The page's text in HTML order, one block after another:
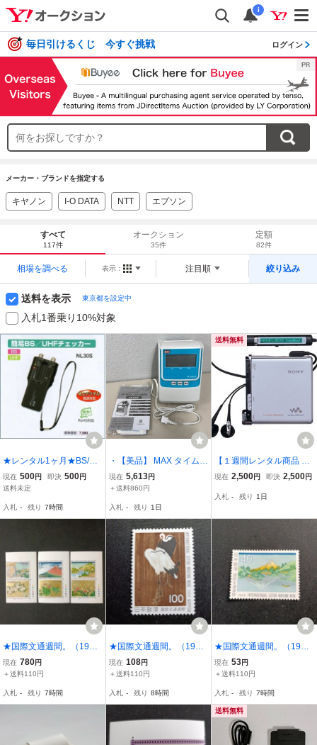
i
毎日引けるくじ 今すぐ挑戦 ログイン
メーカー・ブランドを指定する
キヤノン I-O DATA NTT エプソン
すべて
117件
オークション
35件
定額
82件
相場を調べる 表示： 注目順 絞り込み
送料を表示 東京都を設定中
入札1番乗り10%対象
★レンタル1ヶ月★BS/UH
F チェッカー NL30S
現在 500円 即決 500円
送料未定
入札 - 残り 7時間
・【美品】 MAX タイムレ
コーダー ER-80SUW
現在 5,613円
＋送料860円
入札 - 残り 1日
送料無料
【１週間レンタル商品 返
送料無料】 SONY Hi-MD
ブルMD MD音源PC取り
現在 2,500円 即決 2,500円
入札 - 残り 1日
★国際文通週間。（1996
年）。平成8年。美品。6
点set。葛飾北斎画。「冨
間。記念切手。平成切
現在 780円
＋送料110円
入札 - 残り 7時間
★国際文通週間。（1980
年）。昭和55年。渡辺始
興画「鶴図」。文通週
手。切手。
現在 108円
＋送料110円
入札 - 残り 8時間
★国際文通週間。（1965
年）。昭和40年。美品。
北斎画「冨嶽三十六
間。記念切手。昭和切
手。切手。
現在 53円
＋送料110円
入札 - 残り 7時間
送料無料